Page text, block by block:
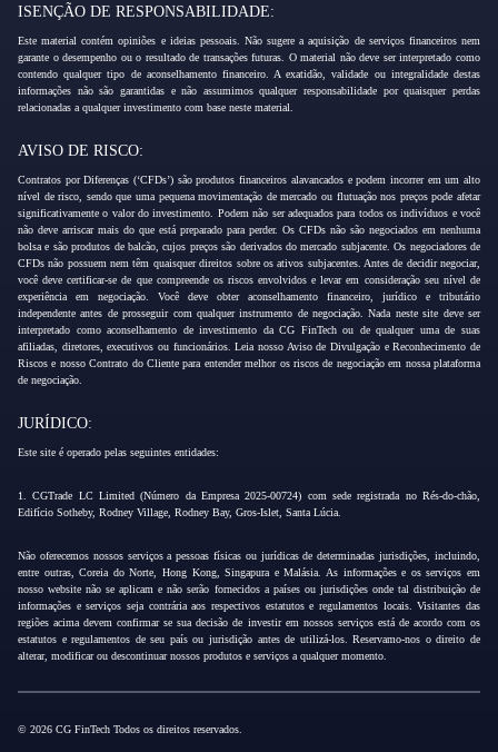
ISENÇÃO DE RESPONSABILIDADE:
Este material contém opiniões e ideias pessoais. Não sugere a aquisição de serviços financeiros nem
garante o desempenho ou o resultado de transações futuras. O material não deve ser interpretado como
contendo qualquer tipo de aconselhamento financeiro. A exatidão, validade ou integralidade destas
informações não são garantidas e não assumimos qualquer responsabilidade por quaisquer perdas
relacionadas a qualquer investimento com base neste material.
AVISO DE RISCO:
Contratos por Diferenças (‘CFDs’) são produtos financeiros alavancados e podem incorrer em um alto
nível de risco, sendo que uma pequena movimentação de mercado ou flutuação nos preços pode afetar
significativamente o valor do investimento. Podem não ser adequados para todos os indivíduos e você
não deve arriscar mais do que está preparado para perder. Os CFDs não são negociados em nenhuma
bolsa e são produtos de balcão, cujos preços são derivados do mercado subjacente. Os negociadores de
CFDs não possuem nem têm quaisquer direitos sobre os ativos subjacentes. Antes de decidir negociar,
você deve certificar-se de que compreende os riscos envolvidos e levar em consideração seu nível de
experiência em negociação. Você deve obter aconselhamento financeiro, jurídico e tributário
independente antes de prosseguir com qualquer instrumento de negociação. Nada neste site deve ser
interpretado como aconselhamento de investimento da CG FinTech ou de qualquer uma de suas
afiliadas, diretores, executivos ou funcionários. Leia nosso Aviso de Divulgação e Reconhecimento de
Riscos e nosso Contrato do Cliente para entender melhor os riscos de negociação em nossa plataforma
de negociação.
JURÍDICO:
Este site é operado pelas seguintes entidades:
1. CGTrade LC Limited (Número da Empresa 2025-00724) com sede registrada no Rés-do-chão,
Edifício Sotheby, Rodney Village, Rodney Bay, Gros-Islet, Santa Lúcia.
Não oferecemos nossos serviços a pessoas físicas ou jurídicas de determinadas jurisdições, incluindo,
entre outras, Coreia do Norte, Hong Kong, Singapura e Malásia. As informações e os serviços em
nosso website não se aplicam e não serão fornecidos a países ou jurisdições onde tal distribuição de
informações e serviços seja contrária aos respectivos estatutos e regulamentos locais. Visitantes das
regiões acima devem confirmar se sua decisão de investir em nossos serviços está de acordo com os
estatutos e regulamentos de seu país ou jurisdição antes de utilizá-los. Reservamo-nos o direito de
alterar, modificar ou descontinuar nossos produtos e serviços a qualquer momento.
© 2026 CG FinTech Todos os direitos reservados.